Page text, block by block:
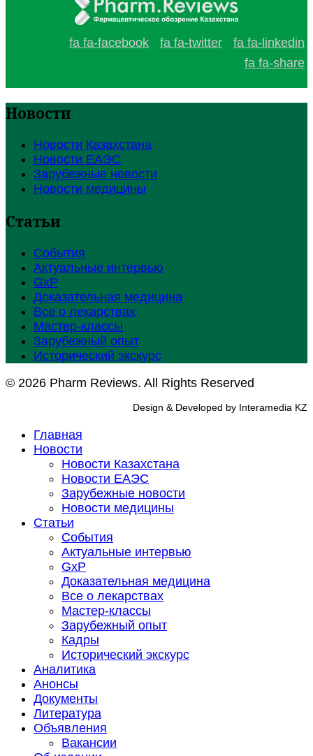
fa fa-facebook fa fa-twitter
fa fa-linkedin
fa fa-share
Новости
Новости Казахстана
Новости ЕАЭС
Зарубежные новости
Новости медицины
Статьи
События
Актуальные интервью
GxP
Доказательная медицина
Все о лекарствах
Мастер-классы
Зарубежный опыт
Исторический экскурс
© 2026 Pharm Reviews. All Rights Reserved
Design & Developed by Interamedia KZ
Главная
Новости
Новости Казахстана
Новости ЕАЭС
Зарубежные новости
Новости медицины
Статьи
События
Актуальные интервью
GxP
Доказательная медицина
Все о лекарствах
Мастер-классы
Зарубежный опыт
Кадры
Исторический экскурс
Аналитика
Анонсы
Документы
Литература
Объявления
Вакансии